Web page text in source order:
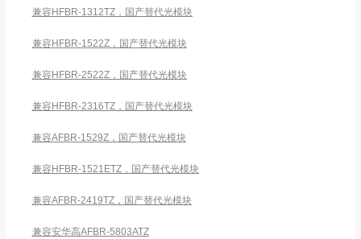
兼容HFBR-1312TZ，国产替代光模块
兼容HFBR-1522Z，国产替代光模块
兼容HFBR-2522Z，国产替代光模块
兼容HFBR-2316TZ，国产替代光模块
兼容AFBR-1529Z，国产替代光模块
兼容HFBR-1521ETZ，国产替代光模块
兼容AFBR-2419TZ，国产替代光模块
兼容安华高AFBR-5803ATZ